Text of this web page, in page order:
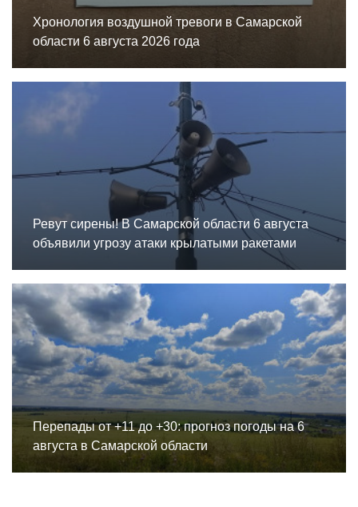
Хронология воздушной тревоги в Самарской
области 6 августа 2026 года
Ревут сирены! В Самарской области 6 августа
объявили угрозу атаки крылатыми ракетами
Перепады от +11 до +30: прогноз погоды на 6
августа в Самарской области